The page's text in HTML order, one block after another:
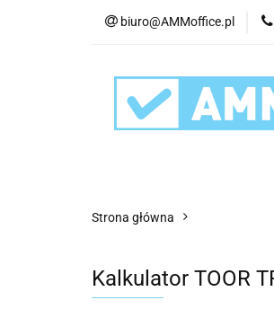
biuro@AMMoffice.pl
Strona główna
Kalkulator TOOR